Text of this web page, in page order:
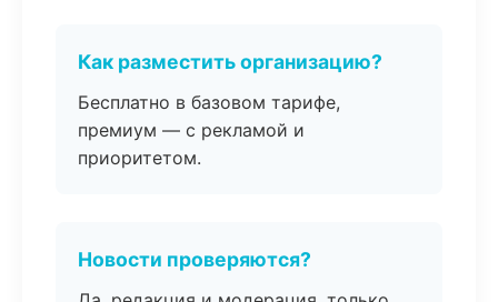
Как разместить организацию?
Бесплатно в базовом тарифе,
премиум — с рекламой и
приоритетом.
Новости проверяются?